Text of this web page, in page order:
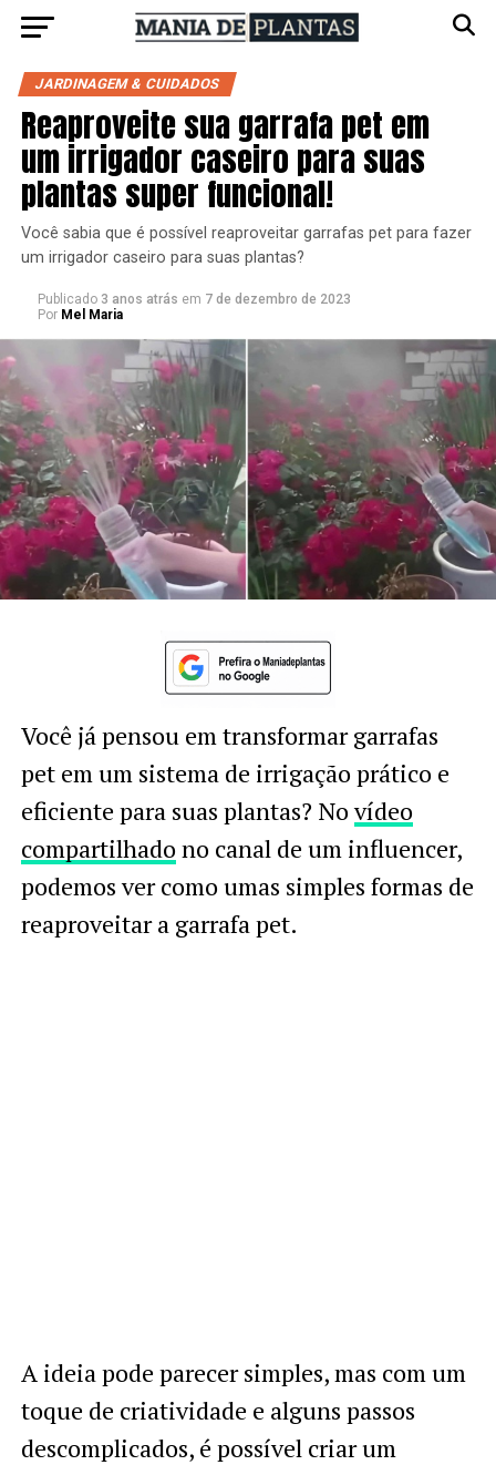
JARDINAGEM & CUIDADOS
Reaproveite sua garrafa pet em
um irrigador caseiro para suas
plantas super funcional!
Você sabia que é possível reaproveitar garrafas pet para fazer
um irrigador caseiro para suas plantas?
Publicado 3 anos atrás em 7 de dezembro de 2023
Por Mel Maria
Você já pensou em transformar garrafas
pet em um sistema de irrigação prático e
eficiente para suas plantas? Novídeo
compartilhado no canal de um influencer,
podemos ver como umas simples formas de
reaproveitar a garrafa pet.
A ideia pode parecer simples, mas com um
toque de criatividade e alguns passos
descomplicados, é possível criar um